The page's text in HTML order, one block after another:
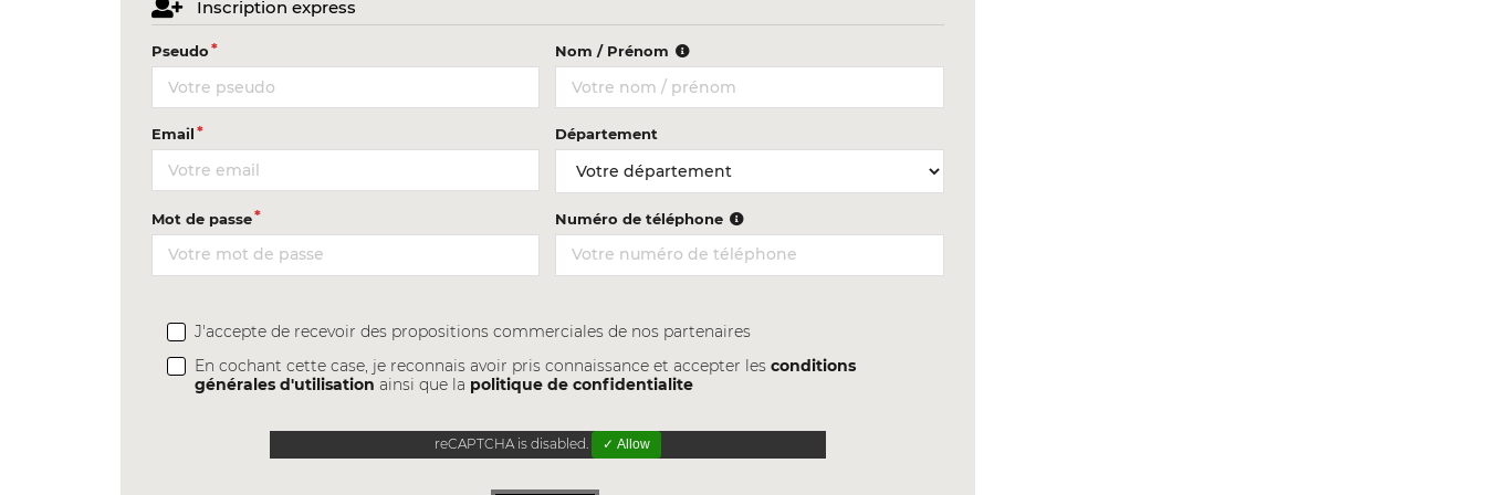
Inscription express
Pseudo Nom / Prénom
Email Département
Mot de passe Numéro de téléphone
J'accepte de recevoir des propositions commerciales de nos partenaires
En cochant cette case, je reconnais avoir pris connaissance et accepter lesconditions
générales d'utilisation ainsi que la politique de confidentialite
reCAPTCHA is disabled. ✓ Allow